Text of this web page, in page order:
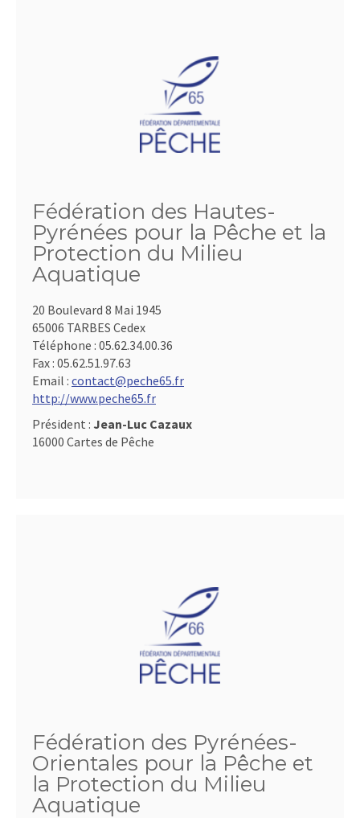
Fédération des Hautes-
Pyrénées pour la Pêche et la
Protection du Milieu
Aquatique
20 Boulevard 8 Mai 1945
65006 TARBES Cedex
Téléphone : 05.62.34.00.36
Fax : 05.62.51.97.63
Email : contact@peche65.fr
http://www.peche65.fr
Président : Jean-Luc Cazaux
16000 Cartes de Pêche
Fédération des Pyrénées-
Orientales pour la Pêche et
la Protection du Milieu
Aquatique